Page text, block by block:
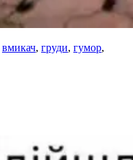
вмикач, груди, гумор,